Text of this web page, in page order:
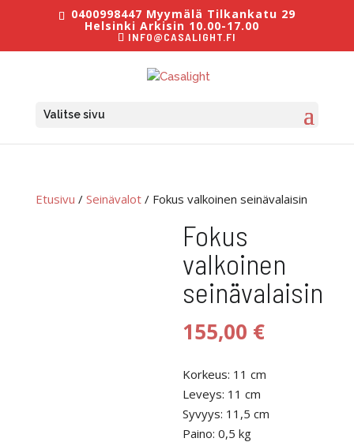
0400998447 Myymälä Tilkankatu 29
Helsinki Arkisin 10.00-17.00
INFO@CASALIGHT.FI
Valitse sivu
Etusivu / Seinävalot/ Fokus valkoinen seinävalaisin
Fokus
valkoinen
seinävalaisin
155,00 €
Korkeus: 11 cm
Leveys: 11 cm
Syvyys: 11,5 cm
Paino: 0,5 kg